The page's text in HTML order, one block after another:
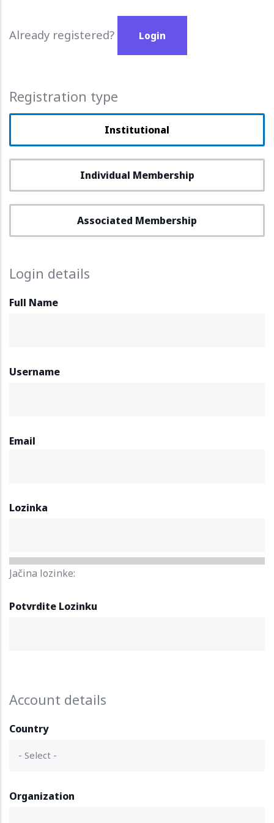
Already registered? Login
Registration type
Institutional
Individual Membership
Associated Membership
Login details
Full Name
Username
Email
Lozinka
Jačina lozinke:
Potvrdite Lozinku
Account details
Country
Organization